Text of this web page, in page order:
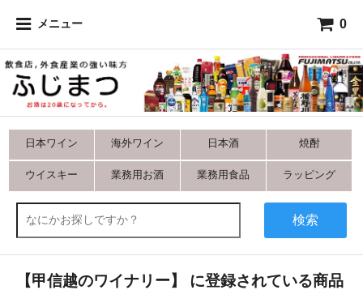
メニュー 0
日本ワイン 海外ワイン 日本酒 焼酎
ウイスキー 業務用お酒 業務用食品 ラッピング
検索
【甲信越のワイナリー】 に登録されている商品